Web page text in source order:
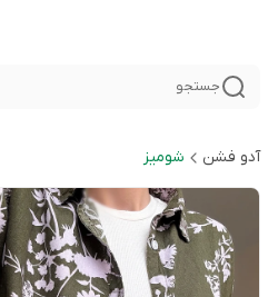
جستجو
آدو فشن شوميز